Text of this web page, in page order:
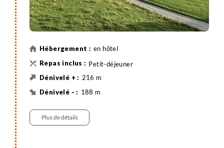
en hôtel
Petit-déjeuner
216 m
188 m
Vélo
Plus de détails